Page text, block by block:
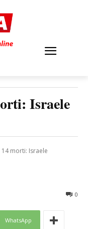
Israele
morti: Israele
0
WhatsApp